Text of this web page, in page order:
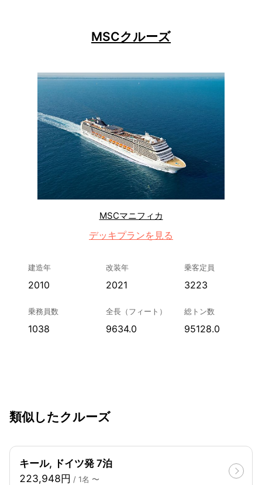
MSCクルーズ
MSCマニフィカ
デッキプランを見る
建造年
2010
改装年
2021
乗客定員
3223
乗務員数
1038
全長（フィート）
9634.0
総トン数
95128.0
類似したクルーズ
キール, ドイツ発 7泊
223,948円 / 1名 〜